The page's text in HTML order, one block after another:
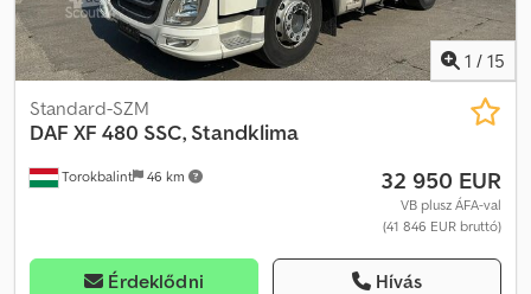
1 / 15
Torokbalint 46 km
Standard-SZM
DAF XF 480 SSC, Standklima
32 950 EUR
VB plusz ÁFA-val
(41 846 EUR bruttó)
Érdeklődni Hívás